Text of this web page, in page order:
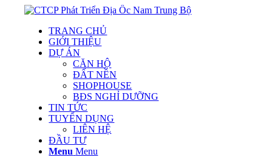
TRANG CHỦ
GIỚI THIỆU
DỰ ÁN
CĂN HỘ
ĐẤT NỀN
SHOPHOUSE
BĐS NGHỈ DƯỠNG
TIN TỨC
TUYỂN DỤNG
LIÊN HỆ
ĐẦU TƯ
Menu Menu